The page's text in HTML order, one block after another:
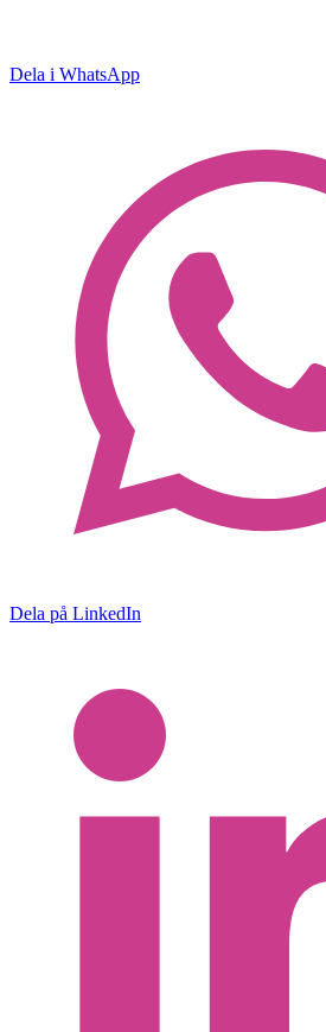
Dela i WhatsApp
Dela på LinkedIn